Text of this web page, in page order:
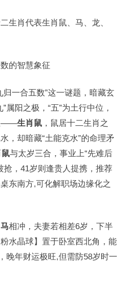
生肖代表生肖鼠、马、龙、
的智慧象征
归一合五数”这一谜题，暗藏玄
属阳之极，“五”为土行中位，
——生肖鼠，鼠居十二生肖之
，却暗藏“土能克水”的命理矛
与太岁三合，事业上“先难后
抢，41岁则逢贵人提携，推荐
东南方,可化解职场边缘化之
相冲，夫妻若相差6岁，下半
水晶球】置于卧室西北角，能
晚年财运极旺,但需防58岁时一